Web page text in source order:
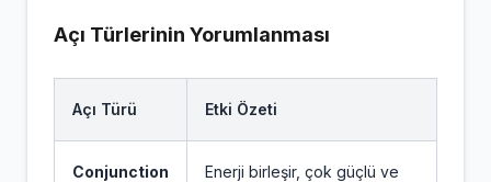
Açı Türlerinin Yorumlanması
Açı Türü Etki Özeti
Conjunction
Enerji birleşir, çok güçlü ve